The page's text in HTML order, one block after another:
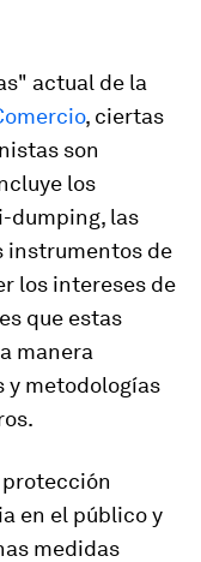
actual de la
, ciertas
son
los
dumping, las
instrumentos de
los intereses de
que estas
manera
y metodologías
protección
en el público y
medidas